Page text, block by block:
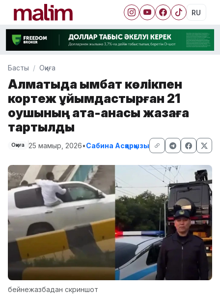
RU
Басты Оқиға
Алматыда қымбат көлікпен
кортеж ұйымдастырған 21
оқушының ата-анасы жазаға
тартылды
Оқиға 25 мамыр, 2026•Сабина Асқарқызы
бейнежазбадан скриншот